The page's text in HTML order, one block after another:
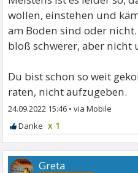
wollen, einstehen und
am Boden sind oder
bloß schwerer, aber nicht
Du bist schon so weit
raten, nicht aufzugeben.
24.09.2022 15:46 •
x 1
Greta